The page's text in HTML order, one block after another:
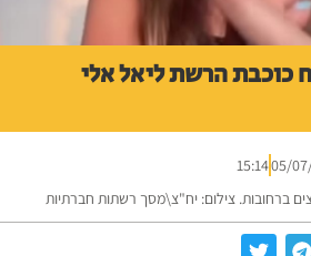
הרשת ליאל אלי
15:14
צילום: יח"צ\מסך רשתות חברתיות